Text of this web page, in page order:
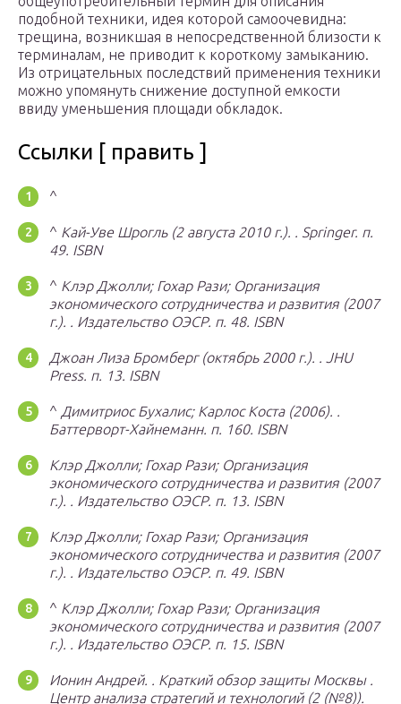
подобной техники, идея которой самоочевидна:
трещина, возникшая в непосредственной близости к
терминалам, не приводит к короткому замыканию.
Из отрицательных последствий применения техники
можно упомянуть снижение доступной емкости
ввиду уменьшения площади обкладок.
Ссылки [ править ]
^
^ Кай-Уве Шрогль (2 августа 2010 г.). . Springer. п.
49. ISBN
^ Клэр Джолли; Гохар Рази; Организация
экономического сотрудничества и развития (2007
г.). . Издательство ОЭСР. п. 48. ISBN
Джоан Лиза Бромберг (октябрь 2000 г.). . JHU
Press. п. 13. ISBN
^ Димитриос Бухалис; Карлос Коста (2006). .
Баттерворт-Хайнеманн. п. 160. ISBN
Клэр Джолли; Гохар Рази; Организация
экономического сотрудничества и развития (2007
г.). . Издательство ОЭСР. п. 13. ISBN
Клэр Джолли; Гохар Рази; Организация
экономического сотрудничества и развития (2007
г.). . Издательство ОЭСР. п. 49. ISBN
^ Клэр Джолли; Гохар Рази; Организация
экономического сотрудничества и развития (2007
г.). . Издательство ОЭСР. п. 15. ISBN
Ионин Андрей. . Краткий обзор защиты Москвы.
Центр анализа стратегий и технологий(2 (№8)).